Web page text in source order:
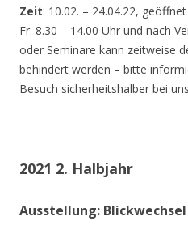
Zeit: 10.02. – 24.04.22,
Fr. 8.30 – 14.00 Uhr und nach
oder Seminare kann zeitweise
behindert werden – bitte
Besuch sicherheitshalber bei
2021 2. Halbjahr
Ausstellung: